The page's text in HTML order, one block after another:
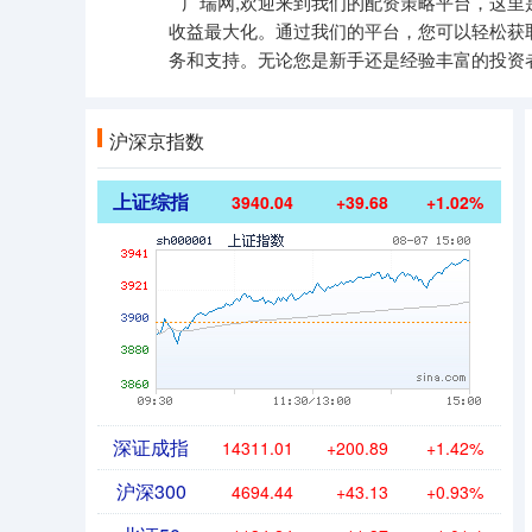
收益最大化。通过我们的平台，您可以轻松
务和支持。无论您是新手还是经验丰富的投
沪深京指数
上证综指 3940.04 +39.68 +1.02%
深证成指 14311.01 +200.89 +1.42%
沪深300 4694.44 +43.13 +0.93%